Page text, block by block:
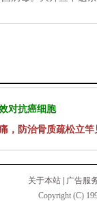
对抗癌细胞
，防治骨质疏松立竿
关于本站
广告服
Copyright (C)